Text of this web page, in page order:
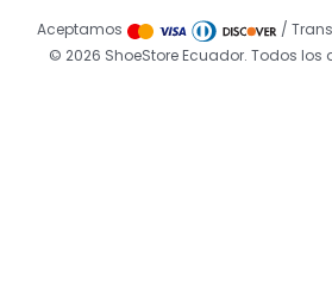
© 2026 ShoeStore Ecuador. Todos los
Aceptamos /